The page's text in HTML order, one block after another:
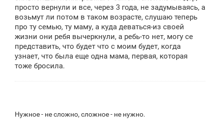
просто вернули и все, через 3 года, не задумываясь, а
возьмут ли потом в таком возрасте, слушаю теперь
про ту семью, ту маму, а куда деваться-из своей
жизни они ребя вычеркнули, а ребь-то нет, могу се
представить, что будет что с моим будет, когда
узнает, что была еще одна мама, первая, которая
тоже бросила.
Нужное - не сложно, сложное - не нужно.